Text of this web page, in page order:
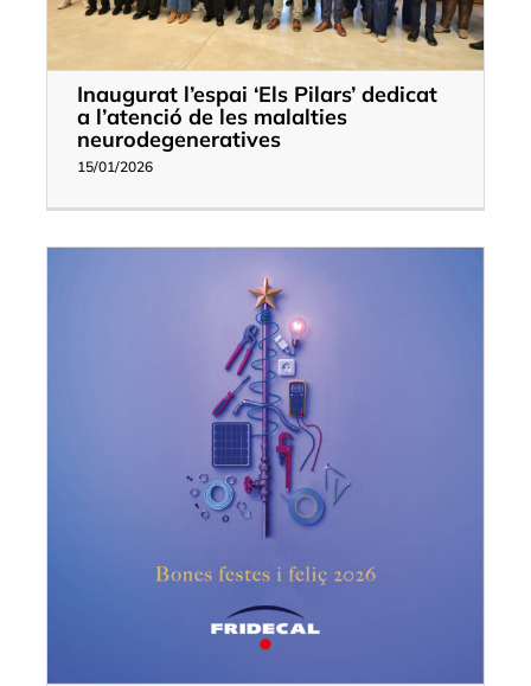
Inaugurat l’espai ‘Els Pilars’ dedicat
a l’atenció de les malalties
neurodegeneratives
15/01/2026